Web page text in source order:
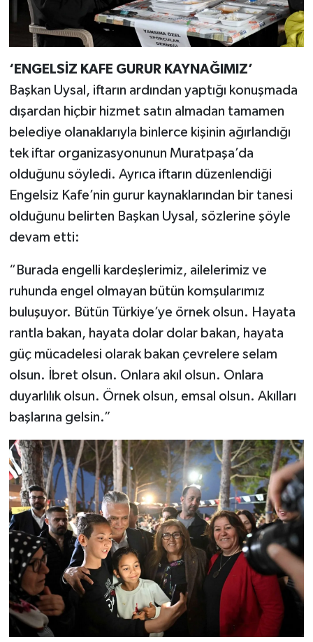
‘ENGELSİZ KAFE GURUR KAYNAĞIMIZ’
Başkan Uysal, iftarın ardından yaptığı konuşmada
dışardan hiçbir hizmet satın almadan tamamen
belediye olanaklarıyla binlerce kişinin ağırlandığı
tek iftar organizasyonunun Muratpaşa’da
olduğunu söyledi. Ayrıca iftarın düzenlendiği
Engelsiz Kafe’nin gurur kaynaklarından bir tanesi
olduğunu belirten Başkan Uysal, sözlerine şöyle
devam etti:
“Burada engelli kardeşlerimiz, ailelerimiz ve
ruhunda engel olmayan bütün komşularımız
buluşuyor. Bütün Türkiye’ye örnek olsun. Hayata
rantla bakan, hayata dolar dolar bakan, hayata
güç mücadelesi olarak bakan çevrelere selam
olsun. İbret olsun. Onlara akıl olsun. Onlara
duyarlılık olsun. Örnek olsun, emsal olsun. Akılları
başlarına gelsin.”